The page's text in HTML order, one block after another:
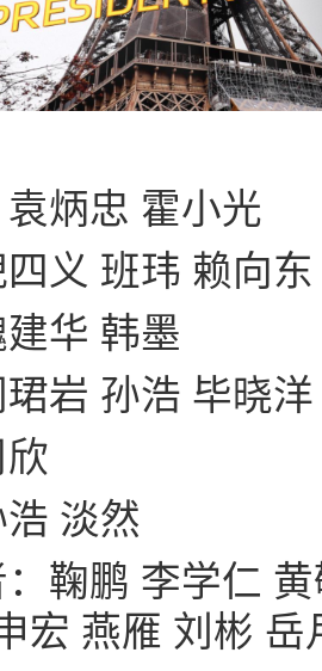
炳忠 霍小光
义 班玮 赖向
华 韩墨
岩 孙浩 毕晓
淡然
鞠鹏 李学仁
宏 燕雁 刘彬 岳